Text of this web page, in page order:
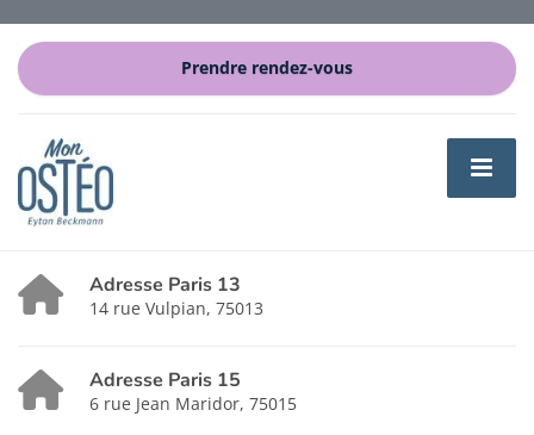
Prendre rendez-vous
Adresse Paris 13
14 rue Vulpian, 75013
Adresse Paris 15
6 rue Jean Maridor, 75015